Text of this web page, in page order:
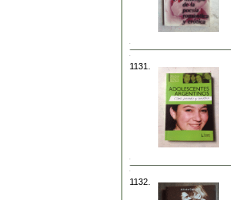
1131.
1132.